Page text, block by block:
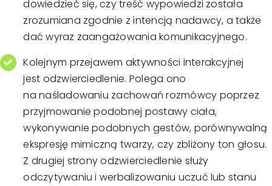
dowiedzieć się, czy treść wypowiedzi została
zrozumiana zgodnie z intencją nadawcy, a także
dać wyraz zaangażowania komunikacyjnego.
Kolejnym przejawem aktywności interakcyjnej
jest odzwierciedlenie. Polega ono
na naśladowaniu zachowań rozmówcy poprzez
przyjmowanie podobnej postawy ciała,
wykonywanie podobnych gestów, porównywalną
ekspresję mimiczną twarzy, czy zbliżony ton głosu.
Z drugiej strony odzwierciedlenie służy
odczytywaniu i werbalizowaniu uczuć lub stanu